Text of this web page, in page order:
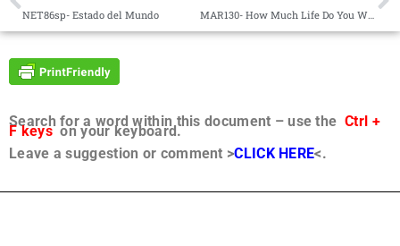
NET86sp- Estado del Mundo MAR130- How Much Life Do You Want?
Search for a word within this document – use the Ctrl +
F keyson your keyboard.
Leave a suggestion or comment >CLICK HERE<.